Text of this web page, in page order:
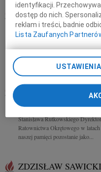
JERZY
15.12.2025GDAŃSK
Z ogromnym smutkiem przyjęliśmy
prawnego, radnego Miasta
2006, zaangażowanego działacza
STANISŁAW
Stanisława Rutkowskiego
Ratownictwa Okrętowego w
naszej pamięci pozostanie jako...
ZDZISŁAW
identyfikacji.
dostęp do nich.
reklam i treści, badnie
Lista Zaufanych